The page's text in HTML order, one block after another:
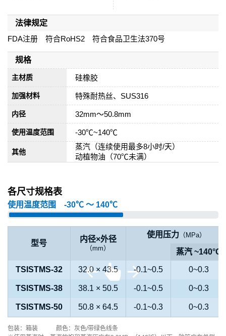
法律规定
FDA注册 符合RoHS2 符合食品卫生法370号
规格
主材质 硅橡胶
加强材料 特殊耐热丝、SUS316
内径 32mm～50.8mm
使用温度范围 -30℃~140℃
其他
蒸汽（连续使用最多8小时/天）
动植物油（70℃未满）
各尺寸规格表
使用温度范围 -30℃ 〜 140℃
型号 内径×外径
（mm）
使用压力（MPa）
蒸汽 ~140°C
TSISTMS-32 32.0 × 43.5 -0.1~0.5 0~0.3
TSISTMS-38 38.1 × 50.5 -0.1~0.5 0~0.3
TSISTMS-50 50.8 × 64.5 -0.1~0.3 0~0.3
包装：箱装 颜色：灰色/带绿色线条